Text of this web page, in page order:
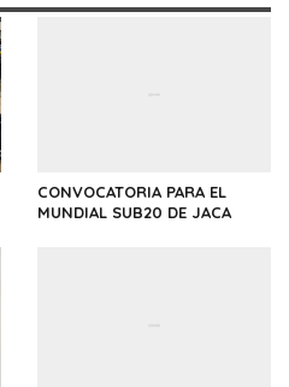
CONVOCATORIA PARA EL
MUNDIAL SUB20 DE JACA